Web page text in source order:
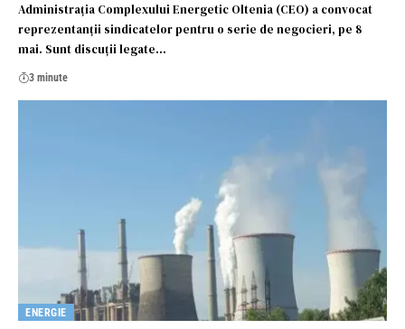
Administrația Complexului Energetic Oltenia (CEO) a convocat
reprezentanții sindicatelor pentru o serie de negocieri, pe 8
mai. Sunt discuții legate…
3 minute
ENERGIE